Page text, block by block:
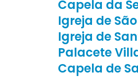
Capela da
Igreja de
Igreja de
Palacete
Capela de